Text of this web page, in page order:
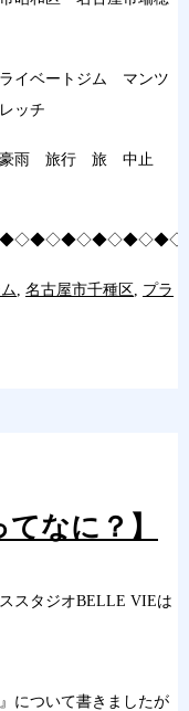
イベートジム マンツ
ッチ
豪雨 旅行 旅 中止
, 名古屋市千種区 , プラ
なに？】
スタジオBELLE VIEは
について書きましたが